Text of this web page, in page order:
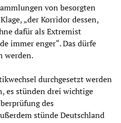
von besorgten
„der Korridor dessen,
dafür als Extremist
immer enger“. Das dürfe
werden.
durchgesetzt werden
es stünden drei wichtige
des
stünde Deutschland